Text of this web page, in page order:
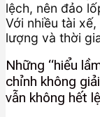
lệch, nên đảo
Với nhiều tài
lượng và thời
Những “hiểu
chỉnh không
vẫn không hết